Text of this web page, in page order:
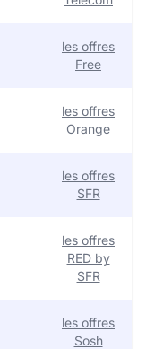
les offres
Free
les offres
Orange
les offres
SFR
les offres
RED by
SFR
les offres
Sosh